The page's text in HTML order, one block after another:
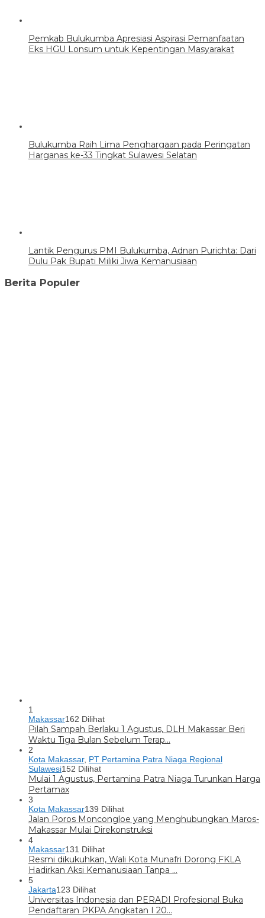
Pemkab Bulukumba Apresiasi Aspirasi Pemanfaatan
Eks HGU Lonsum untuk Kepentingan Masyarakat
Bulukumba Raih Lima Penghargaan pada Peringatan
Harganas ke-33 Tingkat Sulawesi Selatan
Lantik Pengurus PMI Bulukumba, Adnan Purichta: Dari
Dulu Pak Bupati Miliki Jiwa Kemanusiaan
Berita Populer
1
Makassar162 Dilihat
Pilah Sampah Berlaku 1 Agustus, DLH Makassar Beri
Waktu Tiga Bulan Sebelum Terap…
2
Kota Makassar, PT Pertamina Patra Niaga Regional
Sulawesi152 Dilihat
Mulai 1 Agustus, Pertamina Patra Niaga Turunkan Harga
Pertamax
3
Kota Makassar139 Dilihat
Jalan Poros Moncongloe yang Menghubungkan Maros-
Makassar Mulai Direkonstruksi
4
Makassar131 Dilihat
Resmi dikukuhkan, Wali Kota Munafri Dorong FKLA
Hadirkan Aksi Kemanusiaan Tanpa …
5
Jakarta123 Dilihat
Universitas Indonesia dan PERADI Profesional Buka
Pendaftaran PKPA Angkatan I 20…